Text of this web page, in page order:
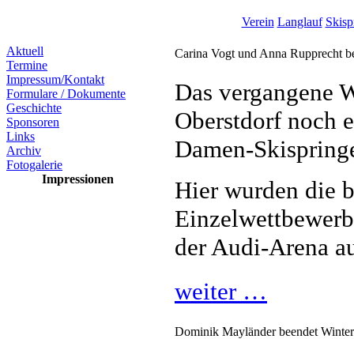
Verein Langlauf
Aktuell
Termine
Impressum/Kontakt
Formulare / Dokumente
Geschichte
Sponsoren
Links
Archiv
Fotogalerie
Impressionen
Carina Vogt und Anna Rupprecht
Das vergangene
Oberstdorf noch
Damen-
Hier wurden die
der Audi-Arena
weiter …
Dominik Mayländer beendet